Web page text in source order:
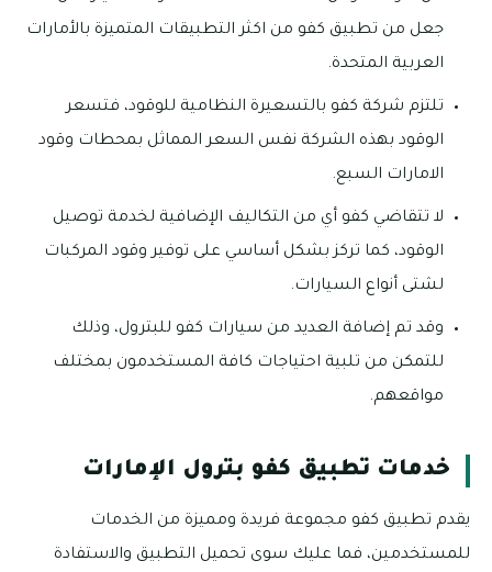
جعل من تطبيق كفو من اكثر التطبيقات المتميزة بالأمارات
العربية المتحدة.
تلتزم شركة كفو بالتسعيرة النظامية للوقود، فتسعر
الوقود بهذه الشركة نفس السعر المماثل بمحطات وقود
الامارات السبع.
لا تتقاضي كفو أي من التكاليف الإضافية لخدمة توصيل
الوقود، كما تركز بشكل أساسي على توفير وقود المركبات
لشتى أنواع السيارات.
وقد تم إضافة العديد من سيارات كفو للبترول، وذلك
للتمكن من تلبية احتياجات كافة المستخدمون بمختلف
مواقعهم.
خدمات تطبيق كفو بترول الإمارات
يقدم تطبيق كفو مجموعة فريدة ومميزة من الخدمات
للمستخدمين، فما عليك سوى تحميل التطبيق والاستفادة